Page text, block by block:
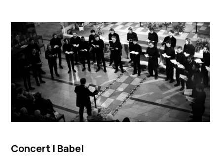
Concert | Babel